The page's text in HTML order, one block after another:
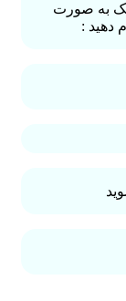
به صورت
دهید :